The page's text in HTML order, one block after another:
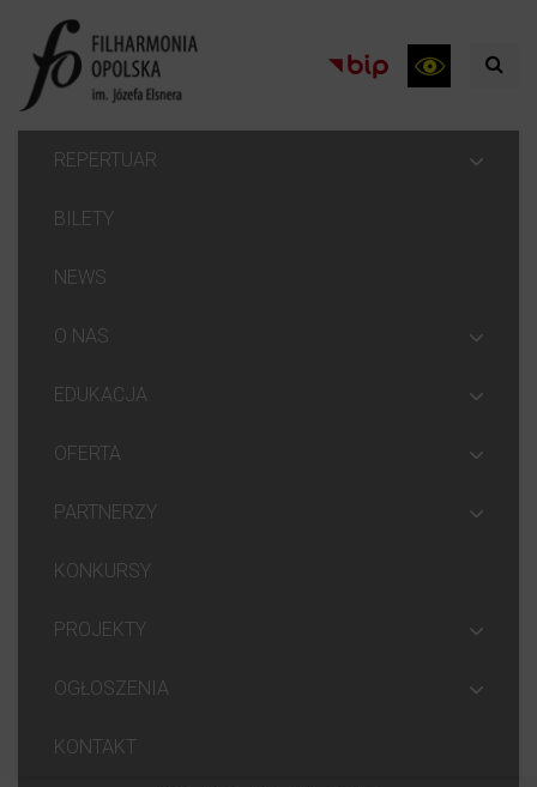
REPERTUAR
BILETY
NEWS
O NAS
EDUKACJA
OFERTA
PARTNERZY
KONKURSY
PROJEKTY
OGŁOSZENIA
KONTAKT